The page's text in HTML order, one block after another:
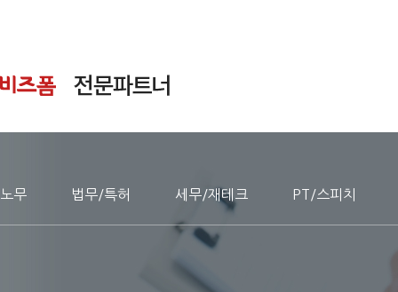
노무 법무/특허 세무/재테크 PT/스피치